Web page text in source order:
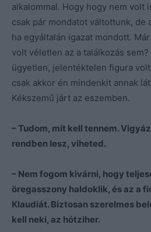
alkalommal. Hogy hogy nem volt
csak pár mondatot váltottunk, de
ha egyáltalán igazat mondott.
volt véletlen az a találkozás
ügyetlen, jelentéktelen figura
csak akkor én mindenkit annak
Kékszemű járt az eszemben.
– Tudom, mit kell tennem.
rendben lesz, viheted.
– Nem fogom kivárni, hogy
öregasszony haldoklik, és az a
Klaudiát. Biztosan szerelmes
kell neki, az hótziher.